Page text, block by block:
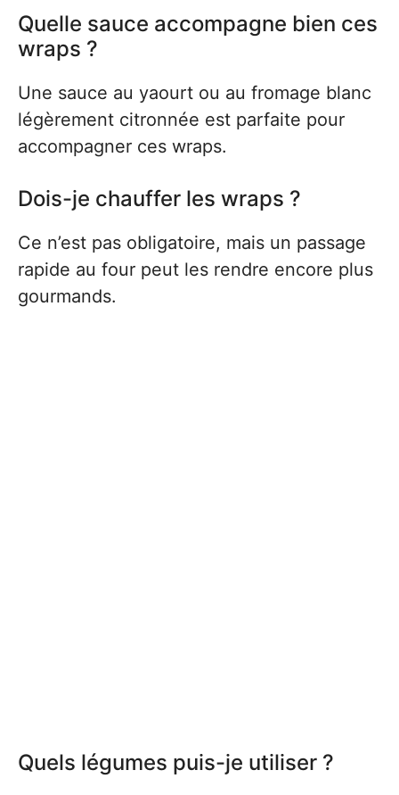
Quelle sauce accompagne bien ces
wraps ?
Une sauce au yaourt ou au fromage blanc
légèrement citronnée est parfaite pour
accompagner ces wraps.
Dois-je chauffer les wraps ?
Ce n’est pas obligatoire, mais un passage
rapide au four peut les rendre encore plus
gourmands.
Quels légumes puis-je utiliser ?